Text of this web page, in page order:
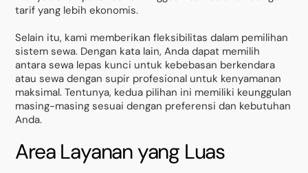
tarif yang lebih ekonomis.
Selain itu, kami memberikan fleksibilitas dalam pemilihan
sistem sewa. Dengan kata lain, Anda dapat memilih
antara sewa lepas kunci untuk kebebasan berkendara
atau sewa dengan supir profesional untuk kenyamanan
maksimal. Tentunya, kedua pilihan ini memiliki keunggulan
masing-masing sesuai dengan preferensi dan kebutuhan
Anda.
Area Layanan yang Luas